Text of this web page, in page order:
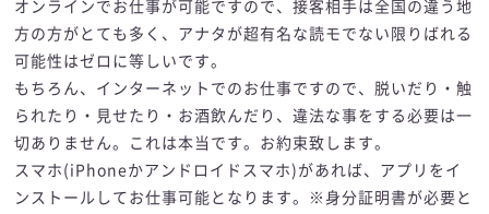
オンラインでお仕事が可能ですので、接客相手は全国の違う地
方の方がとても多く、アナタが超有名な読モでない限りばれる
可能性はゼロに等しいです。
もちろん、インターネットでのお仕事ですので、脱いだり・触
られたり・見せたり・お酒飲んだり、違法な事をする必要は一
切ありません。これは本当です。お約束致します。
スマホ(iPhoneかアンドロイドスマホ)があれば、アプリをイ
ンストールしてお仕事可能となります。※身分証明書が必要と